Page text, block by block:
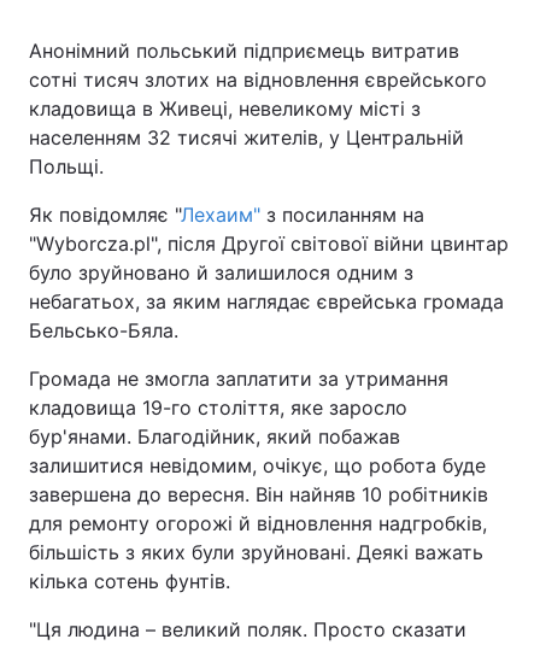
Дніпро Харків
Одеса
Спорт Наука
Техно і зв'язок Лайт
Здоров'я Туризм
Погода
Відео з Youtube Статті
Анонімний польський підприємець витратив
сотні тисяч злотих на відновлення єврейського
кладовища в Живеці, невеликому місті з
населенням 32 тисячі жителів, у Центральній
Польщі.
Як повідомляє "Лехаим" з посиланням на
"Wyborcza.pl", після Другої світової війни цвинтар
було зруйновано й залишилося одним з
небагатьох, за яким наглядає єврейська громада
Бельсько-Бяла.
Громада не змогла заплатити за утримання
кладовища 19-го століття, яке заросло
бур'янами. Благодійник, який побажав
залишитися невідомим, очікує, що робота буде
завершена до вересня. Він найняв 10 робітників
для ремонту огорожі й відновлення надгробків,
більшість з яких були зруйновані. Деякі важать
кілька сотень фунтів.
"Ця людина – великий поляк. Просто сказати